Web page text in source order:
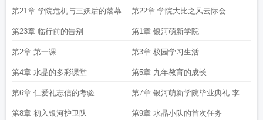
第21章 学院危机与三妖后的落幕 第22章 学院大比之风云际会
第23章 临行前的告别 第1章 银河萌新学院
第2章 第一课 第3章 校园学习生活
第4章 水晶的多彩课堂 第5章 九年教育的成长
第6章 仁爱礼志信的考验 第7章 银河萌新学院毕业典礼 李耳
校长的临别赠言
第8章 初入银河护卫队 第9章 水晶小队的首次任务